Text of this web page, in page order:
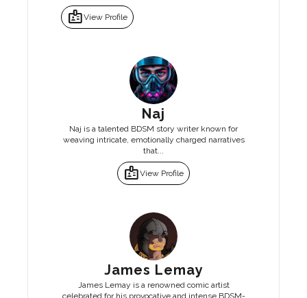
badgeView Profile
Naj
Naj is a talented BDSM story writer known for
weaving intricate, emotionally charged narratives
that...
badgeView Profile
James Lemay
James Lemay is a renowned comic artist